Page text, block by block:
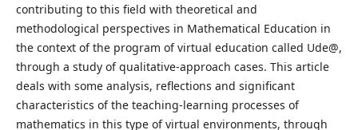
contributing to this field with theoretical and
methodological perspectives in Mathematical Education in
the context of the program of virtual education called Ude@,
through a study of qualitative-approach cases. This article
deals with some analysis, reflections and significant
characteristics of the teaching-learning processes of
mathematics in this type of virtual environments, through